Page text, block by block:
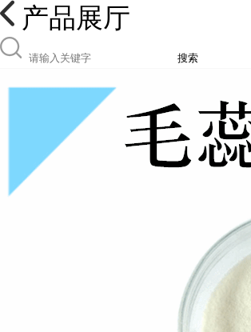
产品展厅
搜索